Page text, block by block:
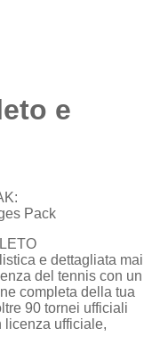
e
Pack
e dettagliata mai
del tennis con un
completa della tua
90 tornei ufficiali
licenza ufficiale,